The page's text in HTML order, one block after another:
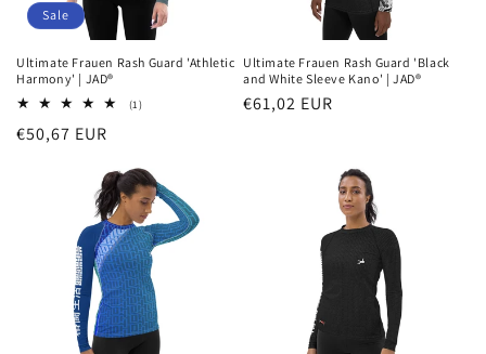
Sale
Ultimate Frauen Rash Guard 'Athletic
Harmony' | JAD®
(1)1
Verkaufspreis
€50,67 EUR
Ultimate Frauen Rash Guard 'Black
and White Sleeve Kano' | JAD®
Normaler
€61,02 EUR